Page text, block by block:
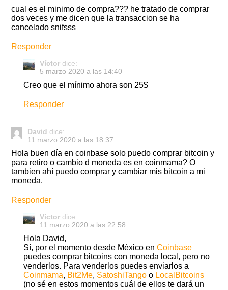
cual es el minimo de compra??? he tratado de comprar
dos veces y me dicen que la transaccion se ha
cancelado snifsss
Responder
Víctor dice:
5 marzo 2020 a las 14:40
Creo que el mínimo ahora son 25$
Responder
David dice:
11 marzo 2020 a las 18:37
Hola buen día en coinbase solo puedo comprar bitcoin y
para retiro o cambio d moneda es en coinmama? O
tambien ahí puedo comprar y cambiar mis bitcoin a mi
moneda.
Responder
Víctor dice:
11 marzo 2020 a las 22:58
Hola David,
Sí, por el momento desde México enCoinbase
puedes comprar bitcoins con moneda local, pero no
venderlos. Para venderlos puedes enviarlos a
Coinmama, Bit2Me, SatoshiTango o LocalBitcoins
(no sé en estos momentos cuál de ellos te dará un